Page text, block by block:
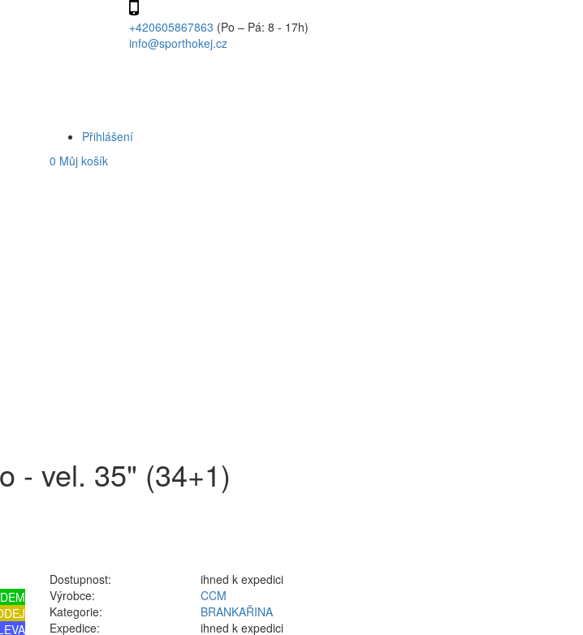
+420605867863 (Po – Pá: 8 - 17h)
info@sporthokej.cz
Přihlášení
0 Můj košík
- vel. 35" (34+1)
Dostupnost:
ihned k expedici
Výrobce:
CCM
Kategorie:
BRANKAŘINA
Expedice:
ihned k expedici